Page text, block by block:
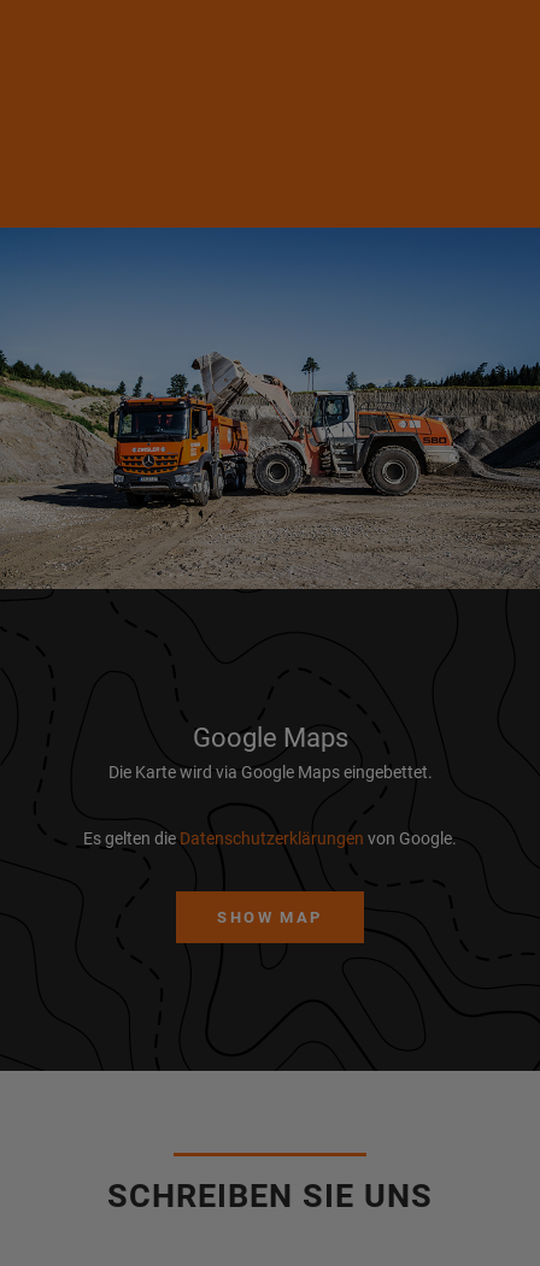
Google Maps
Die Karte wird via Google Maps eingebettet.
Es gelten die Datenschutzerklärungen von Google.
SHOW MAP
SCHREIBEN SIE UNS